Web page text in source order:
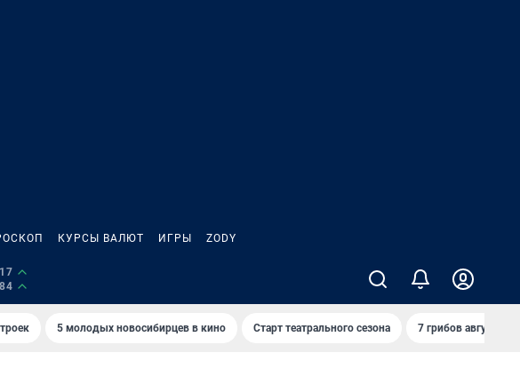
КУРСЫ ВАЛЮТ ИГРЫ ZODY
5 молодых новосибирцев в кино Старт театрального сезона 7 грибов августа